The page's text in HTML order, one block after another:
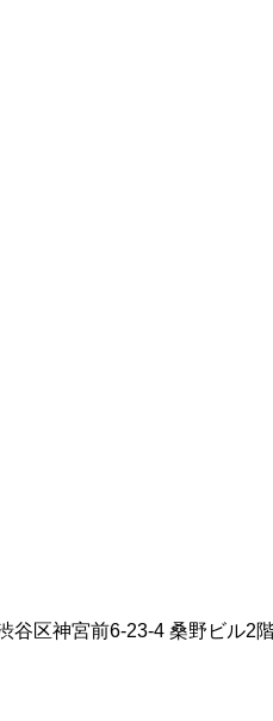
谷区神宮前6-23-4 桑野ビル2